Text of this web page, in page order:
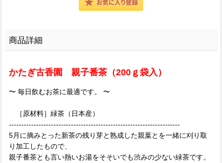
商品詳細
かたぎ古香園 親子番茶（200ｇ袋入）
〜 毎日飲むお茶に最適です。 〜
［原材料］緑茶（日本産）
---------------------------------------------------------------------
5月に摘みとった新茶の残り芽と熟成した親葉とを一緒に刈り取
り加工したもので、
親子番茶とも言い熱いお湯をそそいでも渋みの少ない緑茶です。